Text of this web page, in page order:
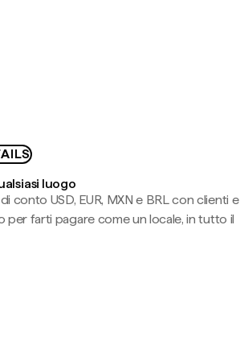
luogo
conto USD, EUR, MXN e BRL con clienti e
farti pagare come un locale, in tutto il